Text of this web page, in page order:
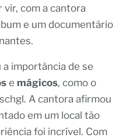
vir, com a cantora
e um documentário
importância de se
e mágicos, como o
A cantora afirmou
em um local tão
foi incrível. Com